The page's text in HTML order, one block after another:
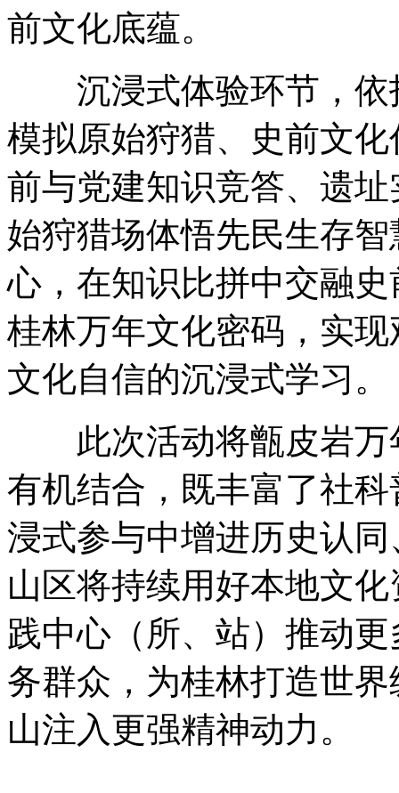
前文化底蕴。
沉浸式体验环节，依
模拟原始狩猎、史前文
前与党建知识竞答、遗
始狩猎场体悟先民生存
心，在知识比拼中交融
桂林万年文化密码，实
文化自信的沉浸式学习。
此次活动将甑皮岩万
有机结合，既丰富了社
浸式参与中增进历史认
山区将持续用好本地文
践中心（所、站）推动
务群众，为桂林打造世
山注入更强精神动力。